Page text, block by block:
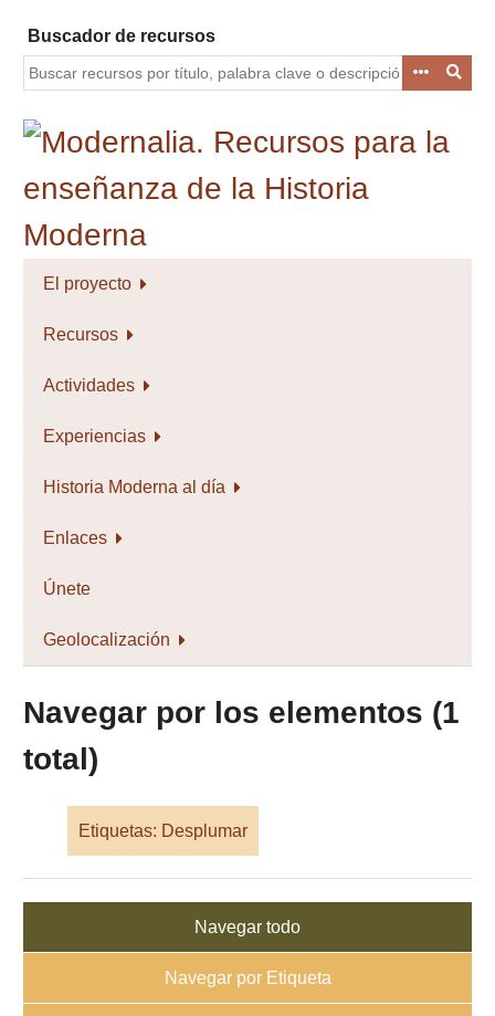
contenido
principal
Buscador de recursos
El proyecto
Recursos
Actividades
Experiencias
Historia Moderna al día
Enlaces
Únete
Geolocalización
Navegar por los elementos (1
total)
Etiquetas: Desplumar
Navegar todo
Navegar por Etiqueta